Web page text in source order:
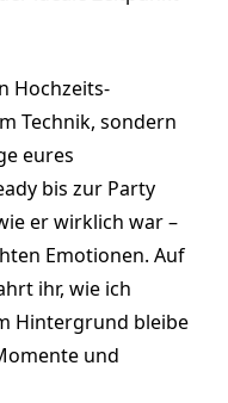
Hochzeits­
Technik, sondern
eures
bis zur Party
er wirklich war –
Emotionen. Auf
ihr, wie ich
Hintergrund bleibe
und